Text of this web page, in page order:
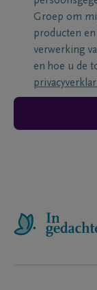
Groep om
producten
verwerking
en hoe u de